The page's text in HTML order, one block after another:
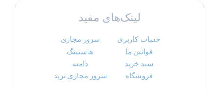
لینک‌های مفید
حساب کاربری
قوانین ما
سبد خرید
فروشگاه
سرور مجازی
هاستینگ
دامنه
سرور مجازی ترید